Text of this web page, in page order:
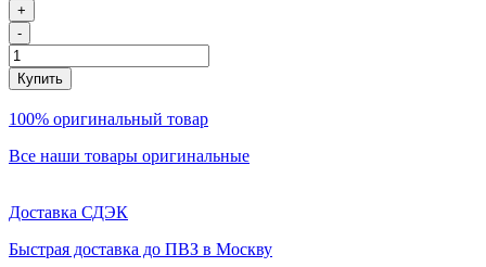
+
-
Купить
100% оригинальный товар
Все наши товары оригинальные
Доставка СДЭК
Быстрая доставка до ПВЗ в Москву